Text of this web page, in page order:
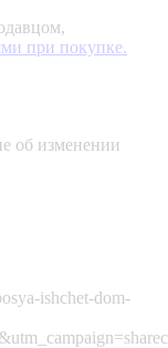
при покупке.
об изменении
ishchet-dom-